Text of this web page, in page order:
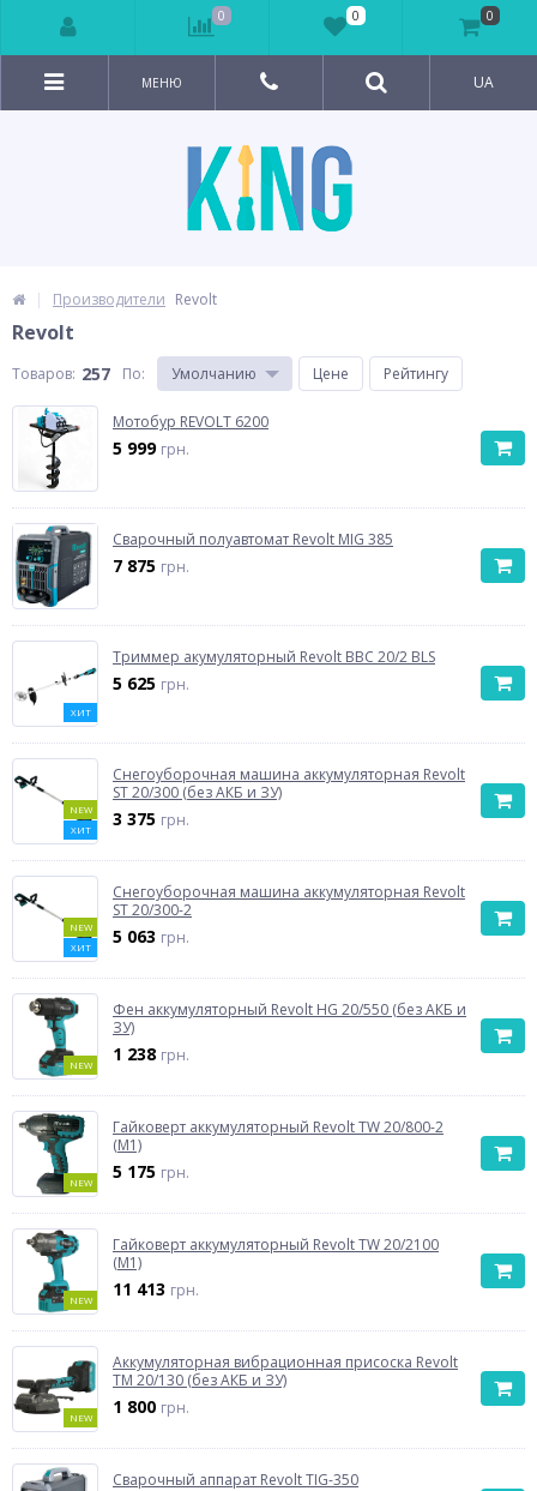
МЕНЮ UA
Производители Revolt
Revolt
Товаров: 257 По: Умолчанию Цене Рейтингу
Мотобур REVOLT 6200
5 999 грн.
Сварочный полуавтомат Revolt MIG 385
7 875 грн.
ХИТ
Триммер акумуляторный Revolt BBC 20/2 BLS
5 625 грн.
NEW
ХИТ
Снегоуборочная машина аккумуляторная Revolt
ST 20/300 (без АКБ и ЗУ)
3 375 грн.
NEW
ХИТ
Снегоуборочная машина аккумуляторная Revolt
ST 20/300-2
5 063 грн.
NEW
Фен аккумуляторный Revolt HG 20/550 (без АКБ и
ЗУ)
1 238 грн.
NEW
Гайковерт аккумуляторный Revolt TW 20/800-2
(M1)
5 175 грн.
NEW
Гайковерт аккумуляторный Revolt TW 20/2100
(M1)
11 413 грн.
NEW
Аккумуляторная вибрационная присоска Revolt
TM 20/130 (без АКБ и ЗУ)
1 800 грн.
Сварочный аппарат Revolt TIG-350
0 0 0